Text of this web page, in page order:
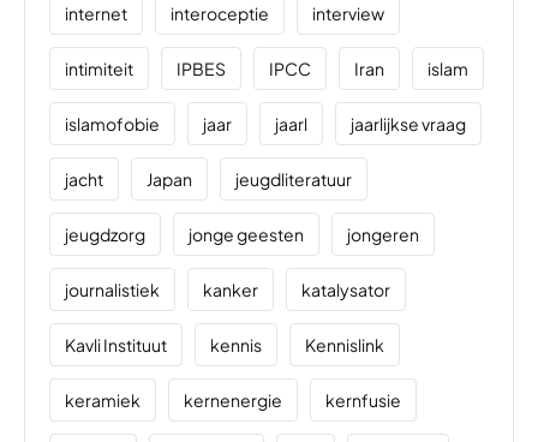
internet interoceptie interview
intimiteit IPBES IPCC Iran islam
islamofobie jaar jaarl jaarlijkse vraag
jacht Japan jeugdliteratuur
jeugdzorg jonge geesten jongeren
journalistiek kanker katalysator
Kavli Instituut kennis Kennislink
keramiek kernenergie kernfusie